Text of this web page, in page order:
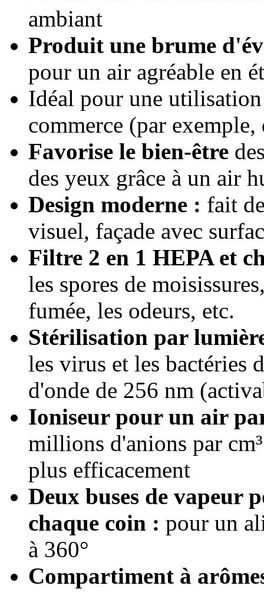
ambiant
Produit une brume
pour un air agréable en
Idéal pour une
commerce (par
Favorise le bien-être
des yeux grâce à un air
Design moderne : fait
visuel, façade avec
Filtre 2 en 1 HEPA et
les spores de
fumée, les odeurs, etc.
Stérilisation par
les virus et les bactéries
d'onde de 256 nm
Ioniseur pour un air
millions d'anions par
plus efficacement
Deux buses de vapeur
chaque coin : pour un
à 360°
Compartiment à